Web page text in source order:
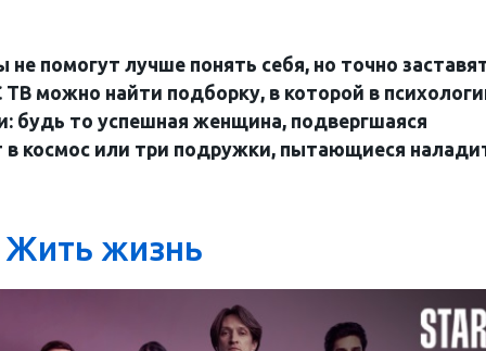
помогут лучше понять себя, но точно
можно найти подборку, в которой в
будь то успешная женщина, подвергшаяся
в космос или три подружки, пытающиеся
Жить жизнь